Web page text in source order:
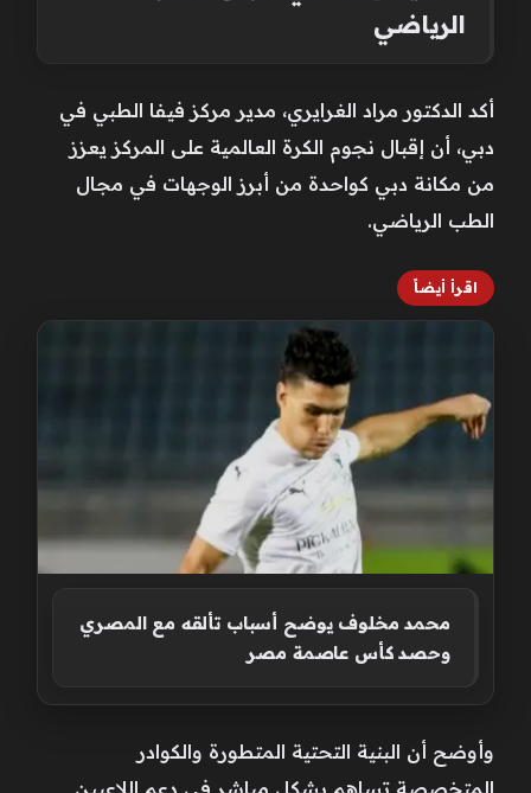
الرياضي
أكد الدكتور مراد الغرايري، مدير مركز فيفا الطبي في
دبي، أن إقبال نجوم الكرة العالمية على المركز يعزز
من مكانة دبي كواحدة من أبرز الوجهات في مجال
الطب الرياضي.
اقرأ أيضاً
محمد مخلوف يوضح أسباب تألقه مع المصري
وحصد كأس عاصمة مصر
وأوضح أن البنية التحتية المتطورة والكوادر